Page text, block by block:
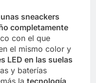
sneackers
completamente
con el que
el mismo color y
LED en las suelas
y baterías